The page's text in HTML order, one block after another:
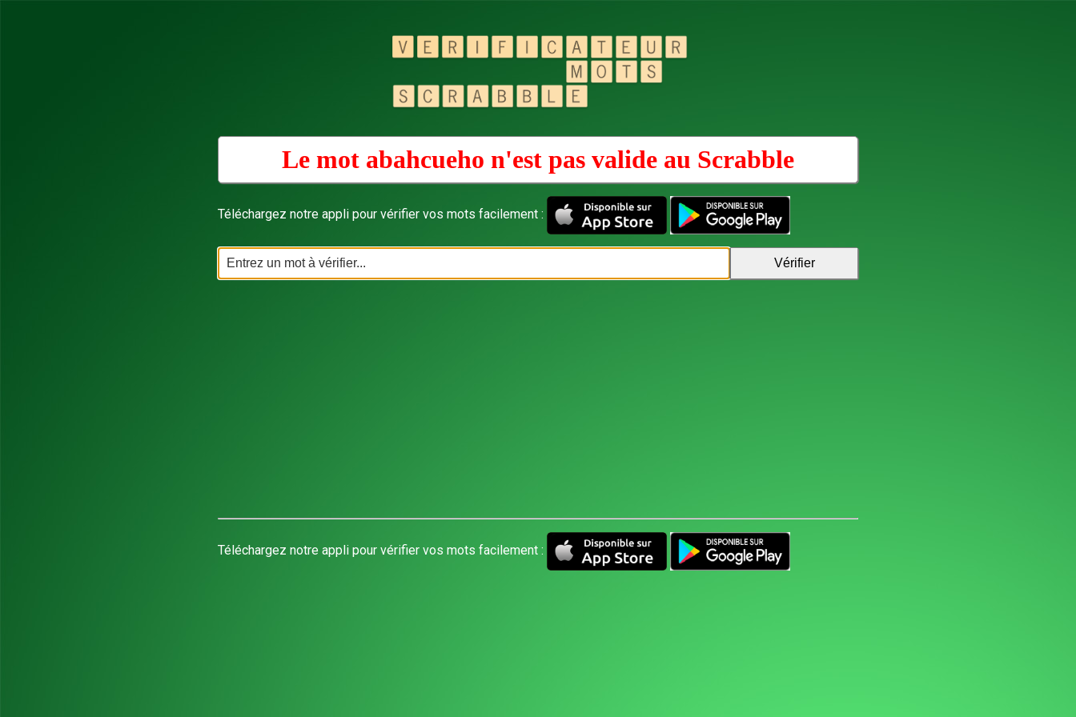
Le mot abahcueho n'est pas valide au Scrabble
Téléchargez notre appli pour vérifier vos mots facilement :
Téléchargez notre appli pour vérifier vos mots facilement :